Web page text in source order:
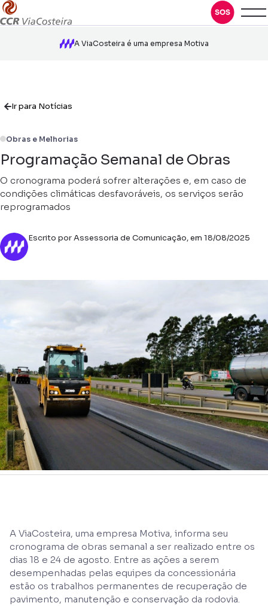
A ViaCosteira é uma empresa Motiva
Ir para Notícias
Obras e Melhorias
Programação Semanal de Obras
O cronograma poderá sofrer alterações e, em caso de
condições climáticas desfavoráveis, os serviços serão
reprogramados
Escrito por Assessoria de Comunicação, em 18/08/2025
A ViaCosteira, uma empresa Motiva, informa seu
cronograma de obras semanal a ser realizado entre os
dias 18 e 24 de agosto. Entre as ações a serem
desempenhadas pelas equipes da concessionária
estão os trabalhos permanentes de recuperação de
pavimento, manutenção e conservação da rodovia.